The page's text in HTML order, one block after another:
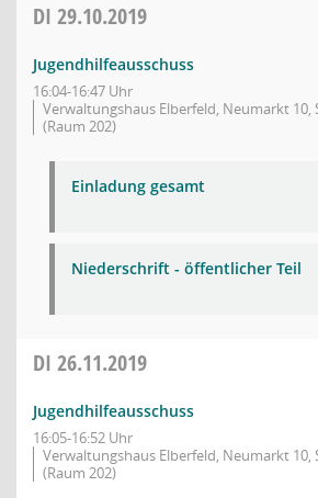
DI 29.10.2019
Jugendhilfeausschuss
16:04-16:47 Uhr
Verwaltungshaus Elberfeld, Neumarkt 10,
(Raum 202)
Einladung gesamt
Niederschrift - öffentlicher Teil
DI 26.11.2019
Jugendhilfeausschuss
16:05-16:52 Uhr
Verwaltungshaus Elberfeld, Neumarkt 10,
(Raum 202)